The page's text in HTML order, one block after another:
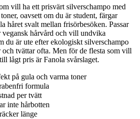
vill ha ett prisvärt silverschampo med
oavsett om du är student, färgar
håret svalt mellan frisörbesöken. Passar
hårvård och vill undvika
du är ute efter ekologiskt silverschampo
tvättar ofta. Men för de flesta som vill
lågt pris är Fanola svårslaget.
på gula och varma toner
formula
per tvätt
inte hårbotten
länge